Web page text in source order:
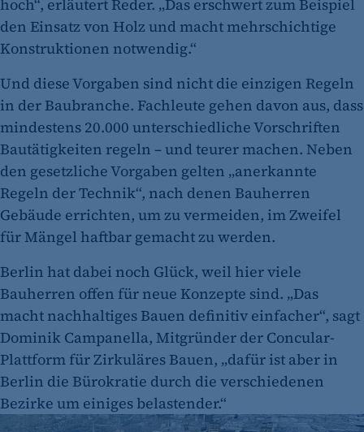
hoch“, erläutert Reder. „Das erschwert zum Beispiel
den Einsatz von Holz und macht mehrschichtige
Konstruktionen notwendig.“
Und diese Vorgaben sind nicht die einzigen Regeln
in der Baubranche. Fachleute gehen davon aus, dass
mindestens 20.000 unterschiedliche Vorschriften
Bautätigkeiten regeln – und teurer machen. Neben
den gesetzliche Vorgaben gelten „anerkannte
Regeln der Technik“, nach denen Bauherren
Gebäude errichten, um zu vermeiden, im Zweifel
für Mängel haftbar gemacht zu werden.
Berlin hat dabei noch Glück, weil hier viele
Bauherren offen für neue Konzepte sind. „Das
macht nachhaltiges Bauen definitiv einfacher“, sagt
Dominik Campanella, Mitgründer der Concular-
Plattform für Zirkuläres Bauen, „dafür ist aber in
Berlin die Bürokratie durch die verschiedenen
Bezirke um einiges belastender.“